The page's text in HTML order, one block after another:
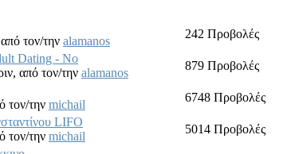
από τον/την alamanos
242 Προβολές
Dating - No
από τον/την alamanos
879 Προβολές
τον/την michail
6748 Προβολές
LIFO
τον/την michail
5014 Προβολές